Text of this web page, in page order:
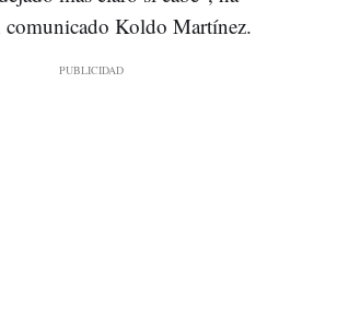
comunicado Koldo Martínez.